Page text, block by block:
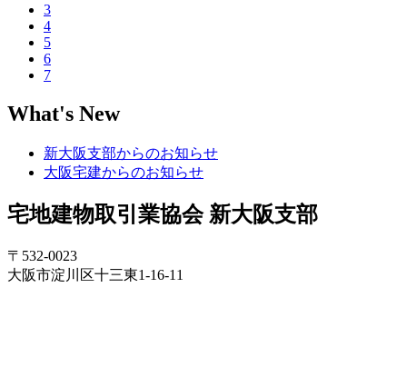
3
4
5
6
7
What's New
新大阪支部からのお知らせ
大阪宅建からのお知らせ
宅地建物取引業協会 新大阪支部
〒532-0023
大阪市淀川区十三東1-16-11